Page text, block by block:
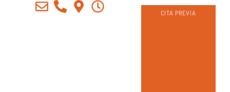
CITA PREVIA